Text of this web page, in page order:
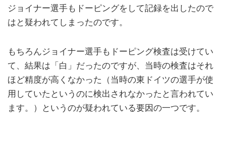
ジョイナー選手もドーピングをして記録を出したので
はと疑われてしまったのです。
もちろんジョイナー選手もドーピング検査は受けてい
て、結果は「白」だったのですが、当時の検査はそれ
ほど精度が高くなかった（当時の東ドイツの選手が使
用していたというのに検出されなかったと言われてい
ます。）というのが疑われている要因の一つです。